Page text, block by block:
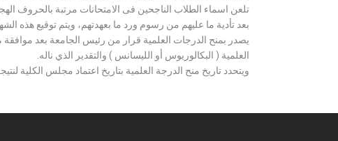
تلعن اسماء الطلاب الناجحين فى الامتحانات مرتبة بالحروف
بعد تأدية ما عليهم من رسوم ورد ما بعهدتهم، ويتم توقيع هذه
يصدر بمنح الدرجات العلمية قرار من رئيس الجامعة بعد
العلمية ( البكالوريوس أو الليسانس ) والتقدير الذي ناله.
ويتحدد تاريخ منح الدرجة العلمية بتاريخ اعتماد مجلس الكلية